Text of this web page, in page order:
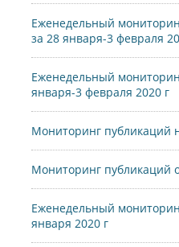
Еженедельный
за 28 января-3 февраля
Еженедельный
января-3 февраля 2020 г
Мониторинг публикаций
Мониторинг публикаций
Еженедельный
января 2020 г